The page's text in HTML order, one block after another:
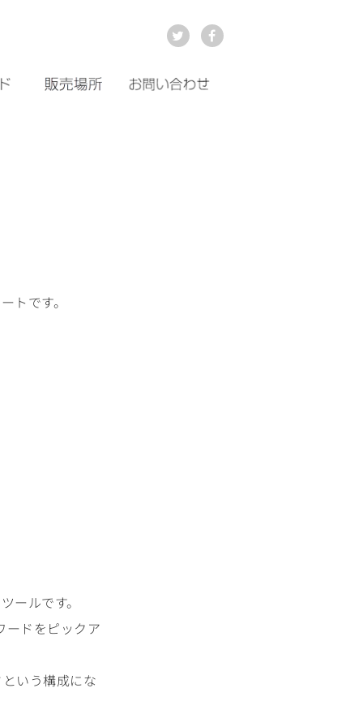
トです。
ールです。
ードをピックア
いう構成にな